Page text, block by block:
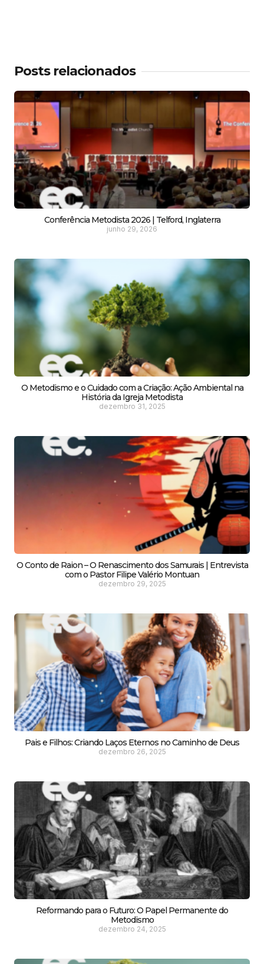
Posts relacionados
Conferência Metodista 2026 | Telford, Inglaterra
junho 29, 2026
O Metodismo e o Cuidado com a Criação: Ação Ambiental na
História da Igreja Metodista
dezembro 31, 2025
O Conto de Raion – O Renascimento dos Samurais | Entrevista
com o Pastor Filipe Valério Montuan
dezembro 29, 2025
Pais e Filhos: Criando Laços Eternos no Caminho de Deus
dezembro 26, 2025
Reformando para o Futuro: O Papel Permanente do
Metodismo
dezembro 24, 2025